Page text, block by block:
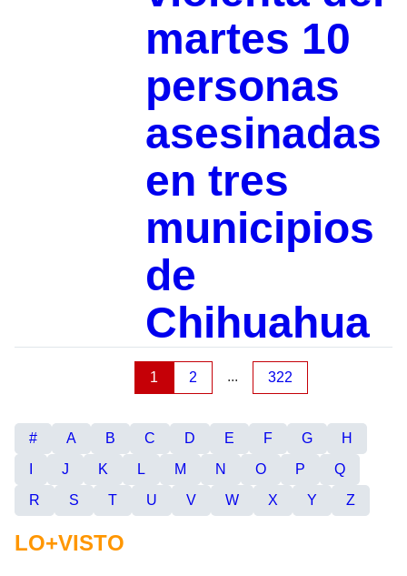
martes 10
personas
asesinadas
en tres
municipios
de
Chihuahua
1 2 ... 322
# A B C D E F G
H
J K L M N O P
Q
R
S T U V W X Y Z
LO+VISTO